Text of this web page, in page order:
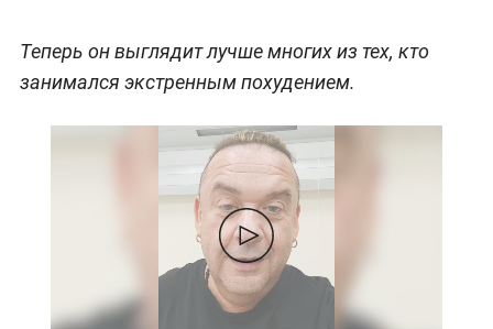
Теперь он выглядит лучше многих из тех, кто
занимался экстренным похудением.